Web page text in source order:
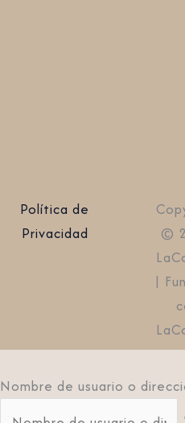
Política de
Privacidad
©
|
Nombre de usuario o